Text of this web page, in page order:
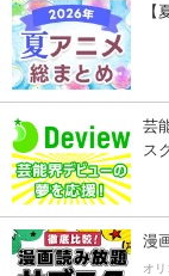
芸
ス
漫
オ